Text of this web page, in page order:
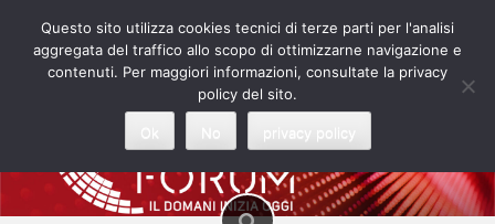
content
Questo sito utilizza cookies tecnici di terze parti per l'analisi
aggregata del traffico allo scopo di ottimizzarne navigazione e
contenuti. Per maggiori informazioni, consultate la privacy
policy del sito.